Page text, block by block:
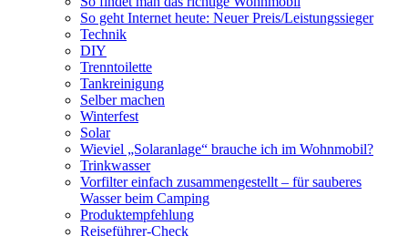
So geht Internet heute: Neuer Preis/Leistungssieger
Technik
DIY
Trenntoilette
Tankreinigung
Selber machen
Winterfest
Solar
Wieviel „Solaranlage“ brauche ich im Wohnmobil?
Trinkwasser
Vorfilter einfach zusammengestellt – für sauberes
Wasser beim Camping
Produktempfehlung
Reiseführer-Check